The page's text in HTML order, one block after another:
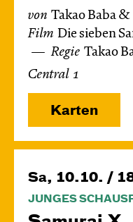
von Takao Baba
Film Die sieben
Regie Takao
Central 1
Karten
Sa, 10.10. /
JUNGES